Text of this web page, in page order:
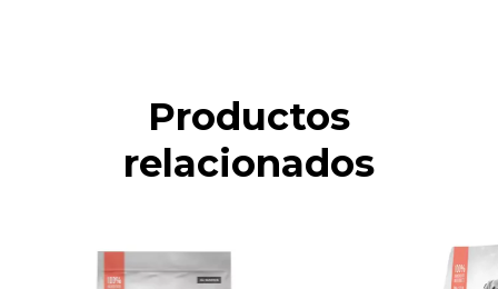
Productos
relacionados